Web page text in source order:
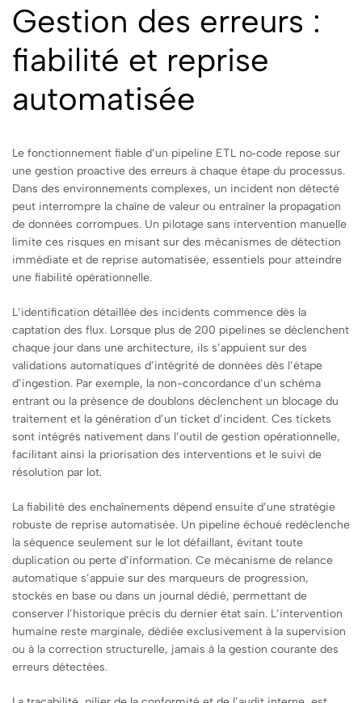
Gestion des erreurs :
fiabilité et reprise
automatisée
Le fonctionnement fiable d’un pipeline ETL no‑code repose sur
une gestion proactive des erreurs à chaque étape du processus.
Dans des environnements complexes, un incident non détecté
peut interrompre la chaîne de valeur ou entraîner la propagation
de données corrompues. Un pilotage sans intervention manuelle
limite ces risques en misant sur des mécanismes de détection
immédiate et de reprise automatisée, essentiels pour atteindre
une fiabilité opérationnelle.
L’identification détaillée des incidents commence dès la
captation des flux. Lorsque plus de 200 pipelines se déclenchent
chaque jour dans une architecture, ils s’appuient sur des
validations automatiques d’intégrité de données dès l’étape
d’ingestion. Par exemple, la non-concordance d’un schéma
entrant ou la présence de doublons déclenchent un blocage du
traitement et la génération d’un ticket d’incident. Ces tickets
sont intégrés nativement dans l’outil de gestion opérationnelle,
facilitant ainsi la priorisation des interventions et le suivi de
résolution par lot.
La fiabilité des enchaînements dépend ensuite d’une stratégie
robuste de reprise automatisée. Un pipeline échoué redéclenche
la séquence seulement sur le lot défaillant, évitant toute
duplication ou perte d’information. Ce mécanisme de relance
automatique s’appuie sur des marqueurs de progression,
stockés en base ou dans un journal dédié, permettant de
conserver l’historique précis du dernier état sain. L’intervention
humaine reste marginale, dédiée exclusivement à la supervision
ou à la correction structurelle, jamais à la gestion courante des
erreurs détectées.